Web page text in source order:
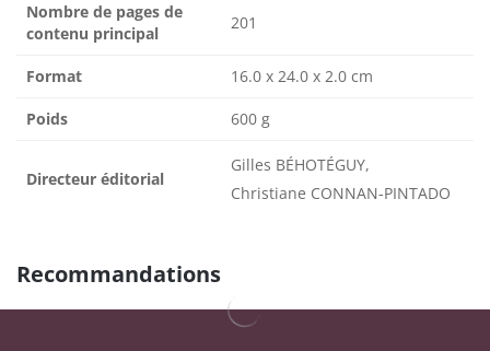
Nombre de pages de
contenu principal
201
Format 16.0 x 24.0 x 2.0 cm
Poids 600 g
Directeur éditorial
Gilles BÉHOTÉGUY,
Christiane CONNAN-PINTADO
Recommandations